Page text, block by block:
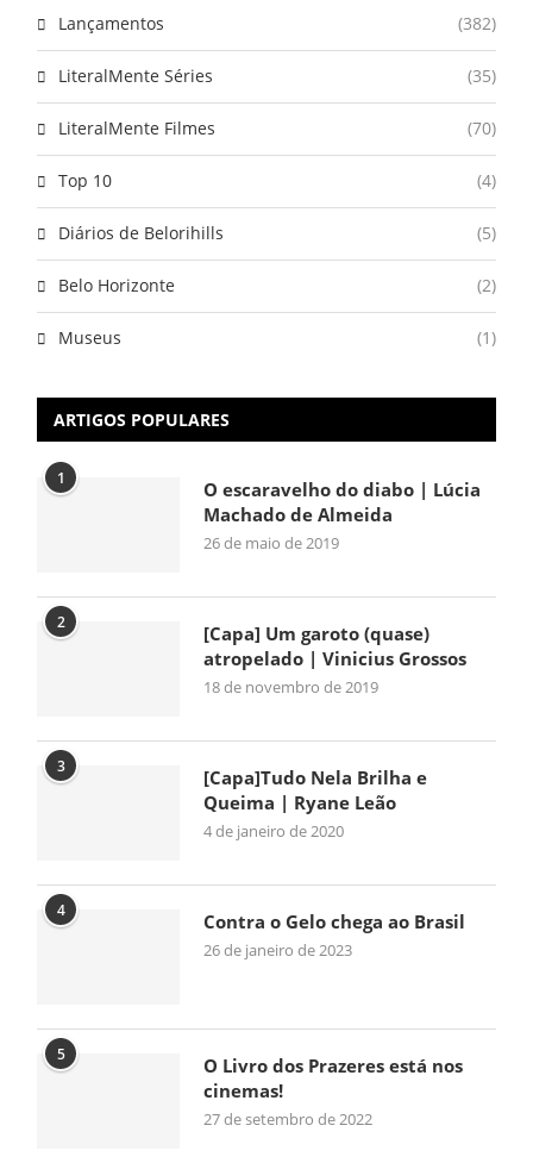
Lançamentos (382)
LiteralMente Séries (35)
LiteralMente Filmes (70)
Top 10 (4)
Diários de Belorihills (5)
Belo Horizonte (2)
Museus (1)
ARTIGOS POPULARES
1
O escaravelho do diabo | Lúcia
Machado de Almeida
26 de maio de 2019
2
[Capa] Um garoto (quase)
atropelado | Vinicius Grossos
18 de novembro de 2019
3
[Capa]Tudo Nela Brilha e
Queima | Ryane Leão
4 de janeiro de 2020
4 Contra o Gelo chega ao Brasil
26 de janeiro de 2023
5
O Livro dos Prazeres está nos
cinemas!
27 de setembro de 2022